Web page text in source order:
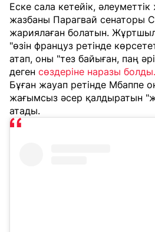
Еске сала кетейік, әлеуметтік
жазбаны Парагвай сенаторы
жариялаған болатын.
"өзін француз ретінде
атап, оны "тез байыған, паң
деген сөздеріне наразы болды.
Бұған жауап ретінде Мбаппе
жағымсыз әсер қалдыратын
атады.